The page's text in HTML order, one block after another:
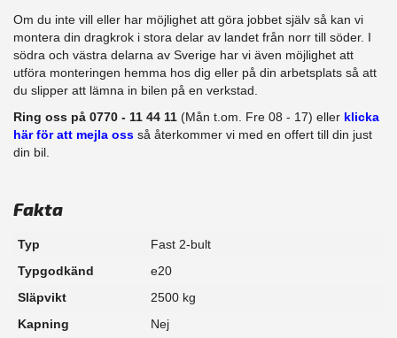
Om du inte vill eller har möjlighet att göra jobbet själv så kan vi
montera din dragkrok i stora delar av landet från norr till söder. I
södra och västra delarna av Sverige har vi även möjlighet att
​utföra monteringen hemma hos dig eller på din arbetsplats så att
du slipper att lämna in bilen på en verkstad.
Ring oss på 0770 - 11 44 11 (Mån t.om. Fre 08 - 17) eller klicka
här för att mejla oss så återkommer vi med en offert till din just
din bil.
Fakta
Typ
Fast 2-bult
Typgodkänd
e20
Släpvikt
2500 kg
Kapning
Nej